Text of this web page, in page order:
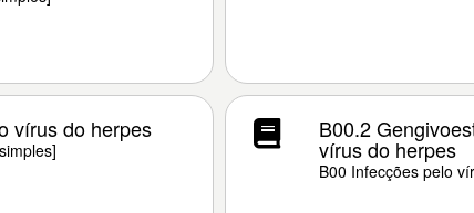
vírus do herpes B00.2
vírus do herpes
B00 Infecções pelo